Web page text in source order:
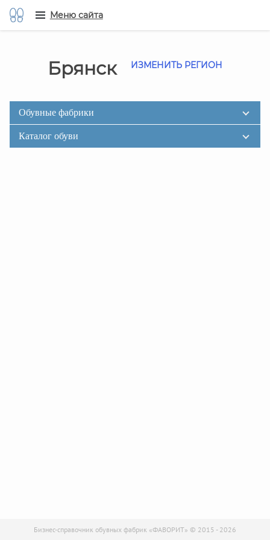
Меню сайта
Брянск ИЗМЕНИТЬ РЕГИОН
Обувные фабрики
Каталог обуви
Бизнес-справочник обувных фабрик «ФАВОРИТ» © 2015 - 2026